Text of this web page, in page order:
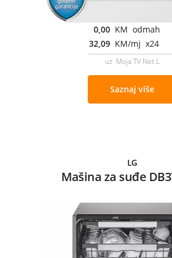
0,00 KM odmah
32,09 KM/mj x24
uz Moja TV Net L
Saznaj više
LG
Mašina za suđe